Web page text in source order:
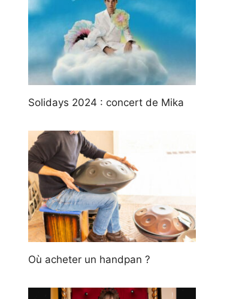
Solidays 2024 : concert de Mika
Où acheter un handpan ?